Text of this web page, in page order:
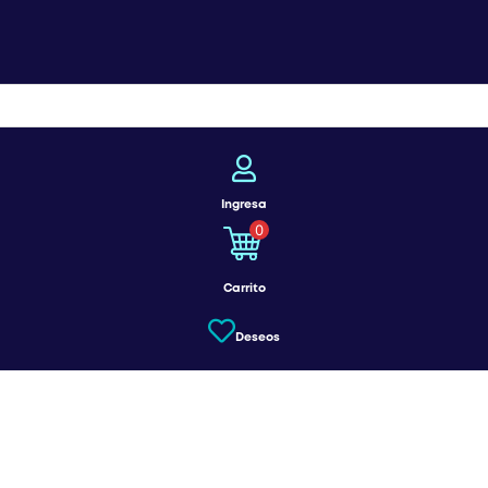
Ingresa
0
Carrito
Deseos